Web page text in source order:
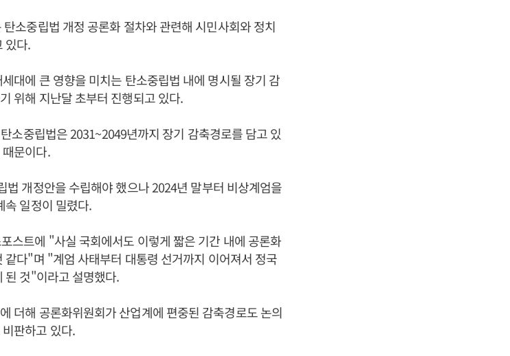
소중립법 개정 공론화 절차와 관련해 시민사회와 정치
있다.
대에 큰 영향을 미치는 탄소중립법 내에 명시될 장기 감
위해 지난달 초부터 진행되고 있다.
소중립법은 2031~2049년까지 장기 감축경로를 담고 있
문이다.
법 개정안을 수립해야 했으나 2024년 말부터 비상계엄을
속 일정이 밀렸다.
스트에 "사실 국회에서도 이렇게 짧은 기간 내에 공론화
다"며 "계엄 사태부터 대통령 선거까지 이어져서 정국
된 것"이라고 설명했다.
더해 공론화위원회가 산업계에 편중된 감축경로도 논의
판하고 있다.